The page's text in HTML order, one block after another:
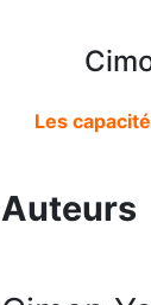
Les
Auteurs